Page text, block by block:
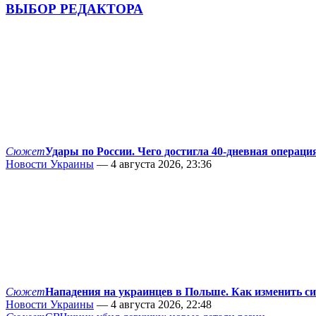
ВЫБОР РЕДАКТОРА
СюжетУдары по России. Чего достигла 40-дневная
Новости Украины — 4 августа 2026, 23:36
СюжетНападения на украинцев в Польше. Как изменить
Новости Украины — 4 августа 2026, 22:48